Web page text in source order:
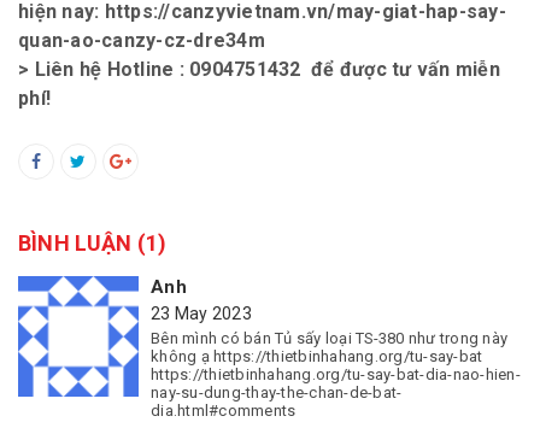
hiện nay: https://canzyvietnam.vn/may-giat-hap-say-
quan-ao-canzy-cz-dre34m
> Liên hệ Hotline : 0904751432 để được tư vấn miễn
phí!
BÌNH LUẬN (1)
Anh
23 May 2023
Bên mình có bán Tủ sấy loại TS-380 như trong này
không ạ https://thietbinhahang.org/tu-say-bat
https://thietbinhahang.org/tu-say-bat-dia-nao-hien-
nay-su-dung-thay-the-chan-de-bat-
dia.html#comments